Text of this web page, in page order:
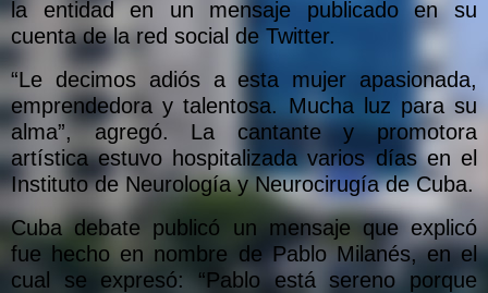
la entidad en un mensaje publicado en su
cuenta de la red social de Twitter.
“Le decimos adiós a esta mujer apasionada,
emprendedora y talentosa. Mucha luz para su
alma”, agregó. La cantante y promotora
artística estuvo hospitalizada varios días en el
Instituto de Neurología y Neurocirugía de Cuba.
Cuba debate publicó un mensaje que explicó
fue hecho en nombre de Pablo Milanés, en el
cual se expresó: “Pablo está sereno porque